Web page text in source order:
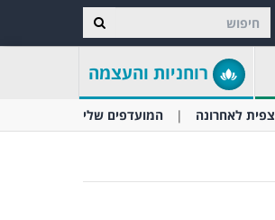
רוחניות והעצמה
צפית לאחרונה המועדפים שלי